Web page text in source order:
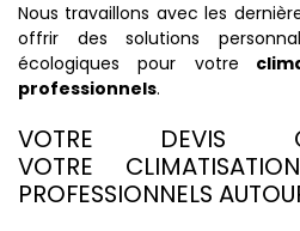
Nous travaillons avec les
offrir des solutions
écologiques pour votre
professionnels.
VOTRE DEVIS
VOTRE
PROFESSIONNELS